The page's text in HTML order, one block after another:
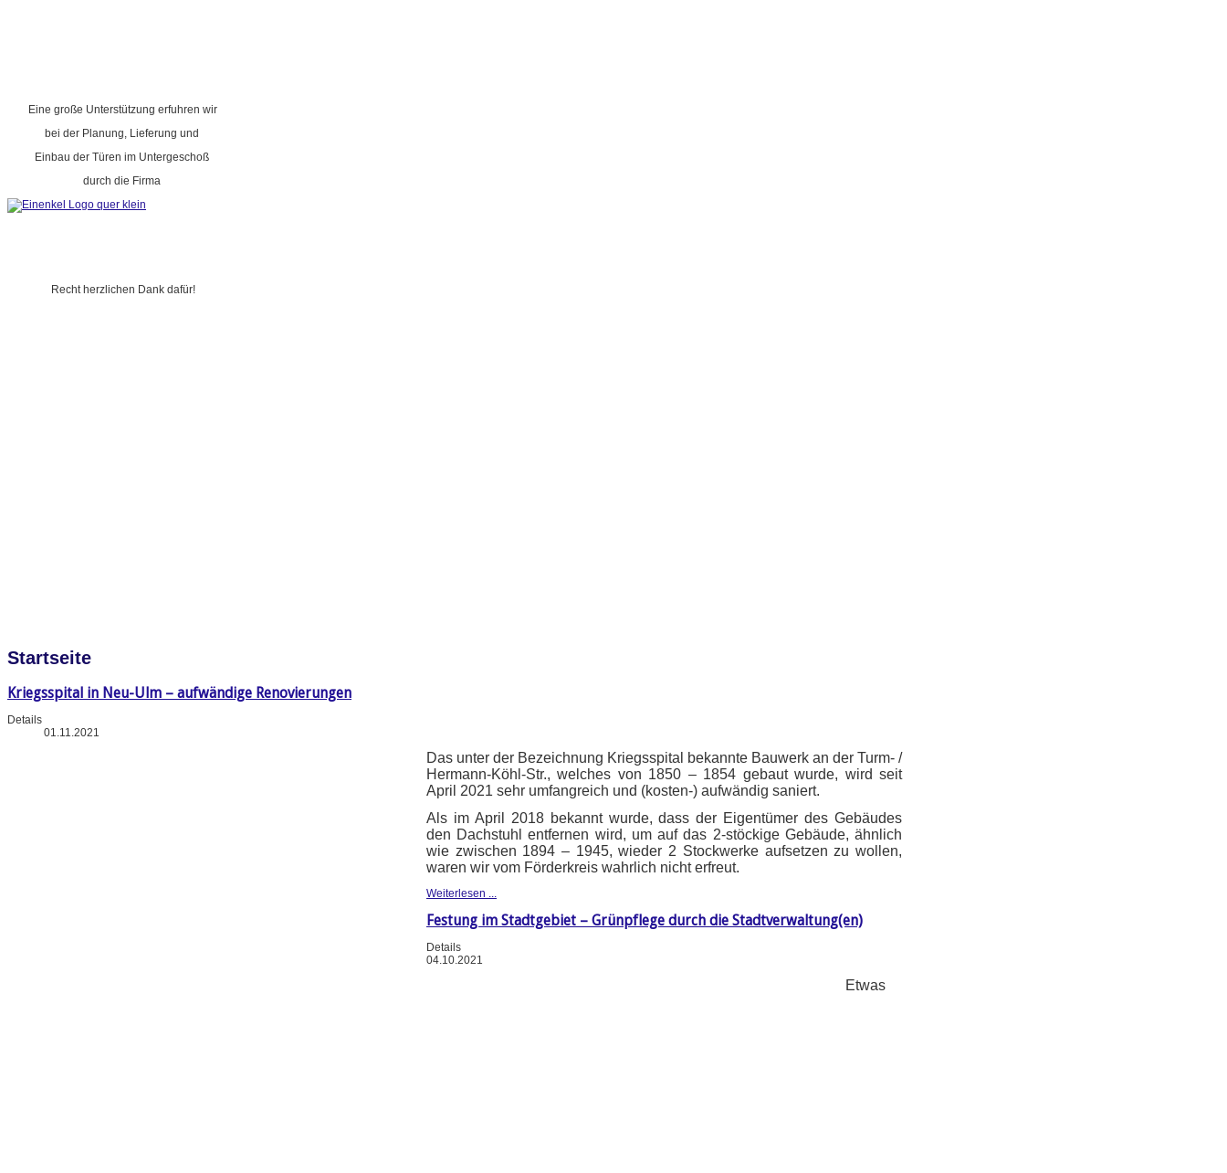
Eine große Unterstützung erfuhren wir
bei der Planung, Lieferung und
Einbau der Türen im Untergeschoß
durch die Firma
Recht herzlichen Dank dafür!
Startseite
Kriegsspital in Neu-Ulm – aufwändige Renovierungen
Details
01.11.2021
Das unter der Bezeichnung Kriegsspital bekannte Bauwerk an der Turm- /
Hermann-Köhl-Str., welches von 1850 – 1854 gebaut wurde, wird seit
April 2021 sehr umfangreich und (kosten-) aufwändig saniert.
Als im April 2018 bekannt wurde, dass der Eigentümer des Gebäudes
den Dachstuhl entfernen wird, um auf das 2-stöckige Gebäude, ähnlich
wie zwischen 1894 – 1945, wieder 2 Stockwerke aufsetzen zu wollen,
waren wir vom Förderkreis wahrlich nicht erfreut.
Weiterlesen ...
Festung im Stadtgebiet – Grünpflege durch die Stadtverwaltung(en)
Details
04.10.2021
Etwas